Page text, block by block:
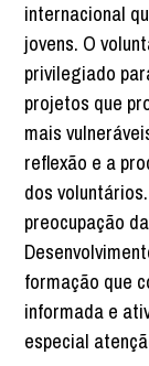
internacional
jovens. O
privilegiado
projetos que
mais
reflexão e a
dos
preocupação
formação que
informada e
especial